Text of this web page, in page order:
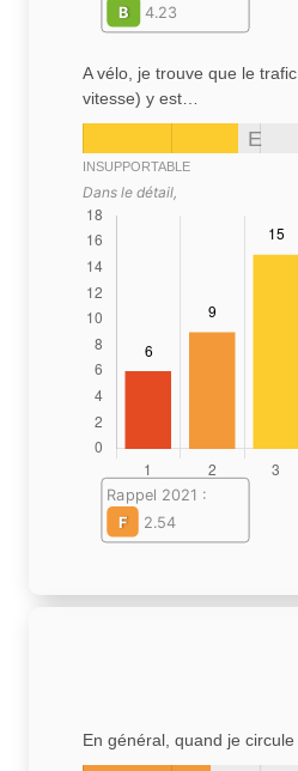
B
4.23
A vélo, je trouve que le
vitesse) y est…
E
INSUPPORTABLE
Dans le détail,
Rappel 2021 :
F
2.54
En général, quand je